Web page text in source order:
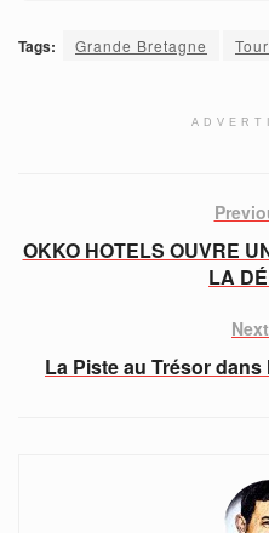
Tags: Grande Bretagne
OKKO HOTELS OUVRE
LA
La Piste au Trésor